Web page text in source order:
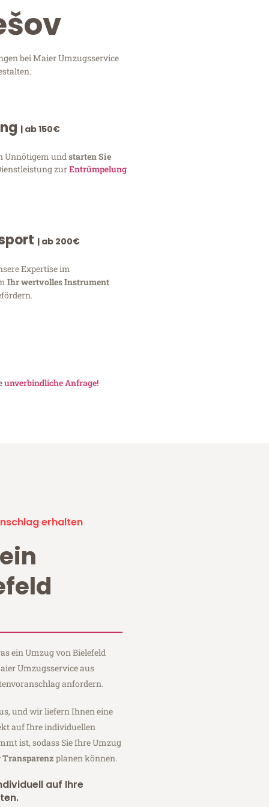
bei Maier Umzugsservice
| ab 150€
Unnötigem und starten Sie
zurEntrümpelung
| ab 200€
Expertise im
Ihr wertvolles Instrument
unverbindliche Anfrage!
erhalten
ein Umzug von Bielefeld
Umzugsservice aus
anfordern.
und wir liefern Ihnen eine
auf Ihre individuellen
ist, sodass Sie Ihre Umzug
Transparenz planen können.
auf Ihre